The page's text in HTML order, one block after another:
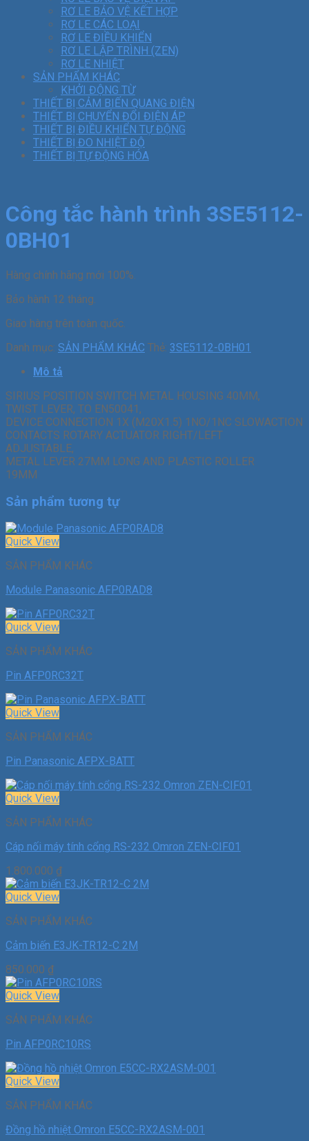
RƠ LE BẢO VỆ KẾT HỢP
RƠ LE CÁC LOẠI
RƠ LE ĐIỀU KHIỂN
RƠ LE LẬP TRÌNH (ZEN)
RƠ LE NHIỆT
SẢN PHẨM KHÁC
KHỞI ĐỘNG TỪ
THIẾT BỊ CẢM BIẾN QUANG ĐIỆN
THIẾT BỊ CHUYỂN ĐỔI ĐIỆN ÁP
THIẾT BỊ ĐIỀU KHIỂN TỰ ĐỘNG
THIẾT BỊ ĐO NHIỆT ĐỘ
THIẾT BỊ TỰ ĐỘNG HÓA
Công tắc hành trình 3SE5112-
0BH01
Hàng chính hãng mới 100%.
Bảo hành 12 tháng.
Giao hàng trên toàn quốc.
Danh mục: SẢN PHẨM KHÁC Thẻ: 3SE5112-0BH01
Mô tả
SIRIUS POSITION SWITCH METAL HOUSING 40MM,
TWIST LEVER, TO EN50041,
DEVICE CONNECTION 1X (M20X1.5) 1NO/1NC SLOWACTION
CONTACTS ROTARY ACTUATOR RIGHT/LEFT
ADJUSTABLE,
METAL LEVER 27MM LONG AND PLASTIC ROLLER
19MM
Sản phẩm tương tự
Quick View
SẢN PHẨM KHÁC
Module Panasonic AFP0RAD8
Quick View
SẢN PHẨM KHÁC
Pin AFP0RC32T
Quick View
SẢN PHẨM KHÁC
Pin Panasonic AFPX-BATT
Quick View
SẢN PHẨM KHÁC
Cáp nối máy tính cổng RS-232 Omron ZEN-CIF01
1.800.000 ₫
Quick View
SẢN PHẨM KHÁC
Cảm biến E3JK-TR12-C 2M
850.000 ₫
Quick View
SẢN PHẨM KHÁC
Pin AFP0RC10RS
Quick View
SẢN PHẨM KHÁC
Đồng hồ nhiệt Omron E5CC-RX2ASM-001